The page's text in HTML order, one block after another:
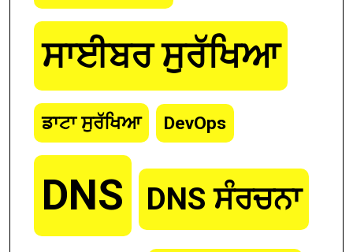
ਸਾਈਬਰ ਸੁਰੱਖਿਆ
ਡਾਟਾ ਸੁਰੱਖਿਆ DevOps
DNS DNS ਸੰਰਚਨਾ